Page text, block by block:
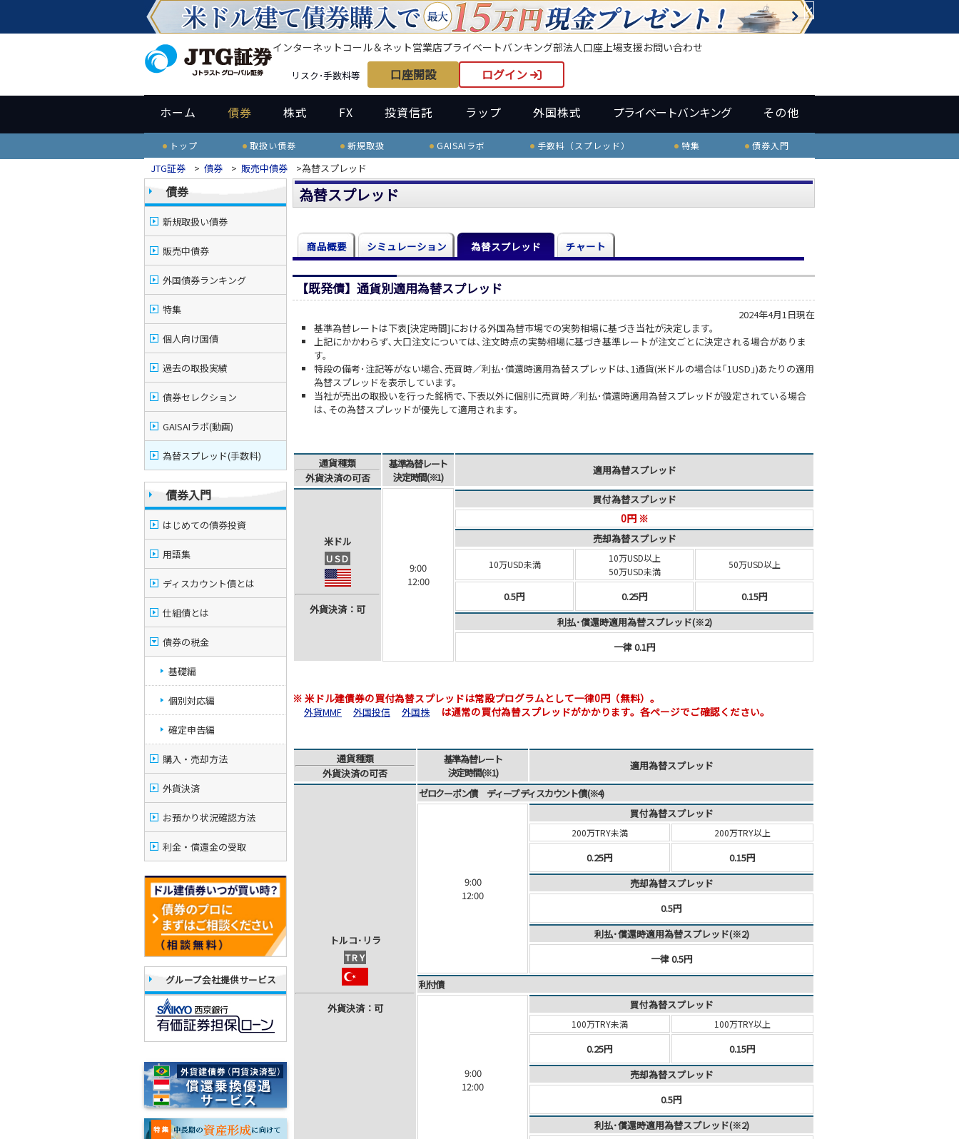
×
インターネットコール＆ネット営業店プライベートバンキング部法人口座上場支援お問い合わせ
リスク･手数料等 口座開設 ログイン
ホーム 債券 株式 FX 投資信託 ラップ 外国株式 プライベートバンキング その他
トップ 取扱い債券 新規取扱 GAISAIラボ 手数料（スプレッド） 特集 債券入門
JTG証券 > 債券 > 販売中債券 >為替スプレッド
為替スプレッド
商品概要 シミュレーション 為替スプレッド チャート
【既発債】通貨別適用為替スプレッド
2024年4月1日現在
基準為替レートは下表[決定時間]における外国為替市場での実勢相場に基づき当社が決定します。
上記にかかわらず､大口注文については､注文時点の実勢相場に基づき基準レートが注文ごとに決定される場合がありま
す。
特段の備考･注記等がない場合､売買時／利払･償還時適用為替スプレッドは､1通貨(米ドルの場合は｢1USD｣)あたりの適用
為替スプレッドを表示しています。
当社が売出の取扱いを行った銘柄で､下表以外に個別に売買時／利払･償還時適用為替スプレッドが設定されている場合
は､その為替スプレッドが優先して適用されます｡
通貨種類
外貨決済の可否
基準為替レート
決定時間(※1)
適用為替スプレッド
米ドル
USD
外貨決済：可
9:00
12:00
買付為替スプレッド
0円 ※
売却為替スプレッド
10万USD未満
10万USD以上
50万USD未満
50万USD以上
0.5円 0.25円
0.15円
利払･償還時適用為替スプレッド(※2)
一律 0.1円
※ 米ドル建債券の買付為替スプレッドは常設プログラムとして一律0円（無料）。
外貨MMF 外国投信 外国株 は通常の買付為替スプレッドがかかります。各ページでご確認ください。
通貨種類
外貨決済の可否
基準為替レート
決定時間(※1)
適用為替スプレッド
トルコ･ リラ
TRY
外貨決済：可
ゼロクーポン債 ディープ ディスカウント債 (※4)
9:00
12:00
買付為替スプレッド
200万TRY未満 200万TRY以上
0.25円
0.15円
売却為替スプレッド
0.5円
利払･償還時適用為替スプレッド(※2)
一律 0.5円
利付債
9:00
12:00
買付為替スプレッド
100万TRY未満 100万TRY以上
0.25円
0.15円
売却為替スプレッド
0.5円
利払･償還時適用為替スプレッド(※2)
債券
新規取扱い債券
販売中債券
外国債券ランキング
特集
個人向け国債
過去の取扱実績
債券セレクション
GAISAIラボ(動画)
為替スプレッド(手数料)
債券入門
はじめての債券投資
用語集
ディスカウント債とは
仕組債とは
債券の税金
基礎編
個別対応編
確定申告編
購入・売却方法
外貨決済
お預かり状況確認方法
利金・償還金の受取
グループ会社提供サービス